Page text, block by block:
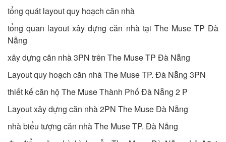
tổng quát layout quy hoạch căn nhà
tổng quan layout xây dựng căn nhà tại The Muse TP Đà
Nẵng
xây dựng căn nhà 3PN trên The Muse TP Đà Nẵng
Layout quy hoạch căn nhà The Muse TP. Đà Nẵng 3PN
thiết kế căn hộ The Muse Thành Phố Đà Nẵng 2 P
Layout xây dựng căn nhà 2PN The Muse Đà Nẵng
nhà biểu tượng căn nhà The Muse TP. Đà Nẵng